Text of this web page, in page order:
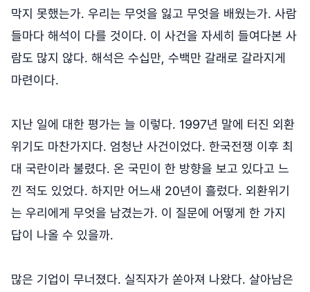
막지 못했는가. 우리는 무엇을 잃고 무엇을 배웠는가. 사람
들마다 해석이 다를 것이다. 이 사건을 자세히 들여다본 사
람도 많지 않다. 해석은 수십만, 수백만 갈래로 갈라지게
마련이다.
지난 일에 대한 평가는 늘 이렇다. 1997년 말에 터진 외환
위기도 마찬가지다. 엄청난 사건이었다. 한국전쟁 이후 최
대 국란이라 불렸다. 온 국민이 한 방향을 보고 있다고 느
낀 적도 있었다. 하지만 어느새 20년이 흘렀다. 외환위기
는 우리에게 무엇을 남겼는가. 이 질문에 어떻게 한 가지
답이 나올 수 있을까.
많은 기업이 무너졌다. 실직자가 쏟아져 나왔다. 살아남은